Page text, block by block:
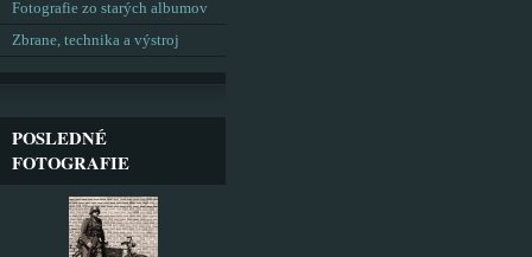
Fotografie zo starých albumov
Zbrane, technika a výstroj
POSLEDNÉ
FOTOGRAFIE